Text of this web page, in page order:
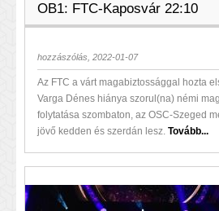
OB1: FTC-Kaposvár 22:10
hozzászólás, 2022-01-07
Az FTC a várt magabiztossággal hozta
Varga Dénes hiánya szorul(na) némi
folytatása szombaton, az OSC-Szeged
jövő kedden és szerdán lesz. Tovább...